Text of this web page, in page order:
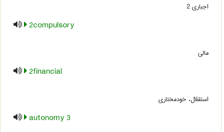
اجباری 2
2compulsory
مالی
2financial
استقلال، خودمختاری
3 autonomy